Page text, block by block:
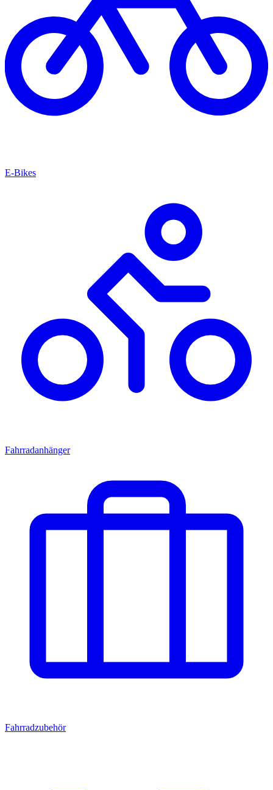
E-Bikes
Fahrradanhänger
Fahrradzubehör